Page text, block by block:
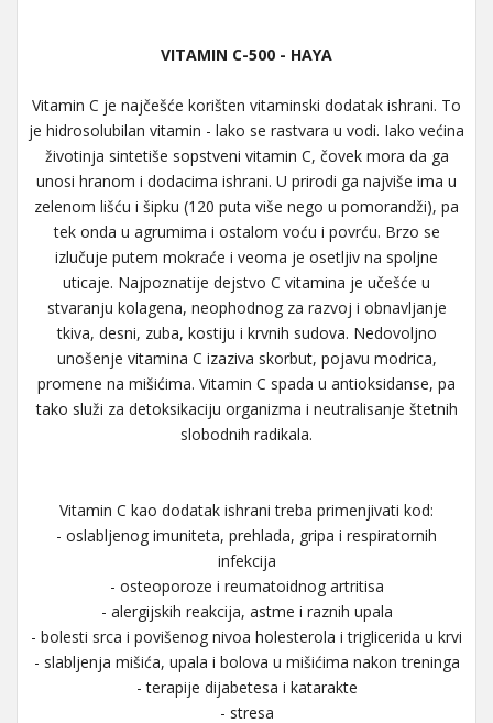
VITAMIN C-500 - HAYA
Vitamin C je najčešće korišten vitaminski dodatak ishrani. To
je hidrosolubilan vitamin - lako se rastvara u vodi. Iako većina
životinja sintetiše sopstveni vitamin C, čovek mora da ga
unosi hranom i dodacima ishrani. U prirodi ga najviše ima u
zelenom lišću i šipku (120 puta više nego u pomorandži), pa
tek onda u agrumima i ostalom voću i povrću. Brzo se
izlučuje putem mokraće i veoma je osetljiv na spoljne
uticaje. Najpoznatije dejstvo C vitamina je učešće u
stvaranju kolagena, neophodnog za razvoj i obnavljanje
tkiva, desni, zuba, kostiju i krvnih sudova. Nedovoljno
unošenje vitamina C izaziva skorbut, pojavu modrica,
promene na mišićima. Vitamin C spada u antioksidanse, pa
tako služi za detoksikaciju organizma i neutralisanje štetnih
slobodnih radikala.
Vitamin C kao dodatak ishrani treba primenjivati kod:
- oslabljenog imuniteta, prehlada, gripa i respiratornih
infekcija
- osteoporoze i reumatoidnog artritisa
- alergijskih reakcija, astme i raznih upala
- bolesti srca i povišenog nivoa holesterola i triglicerida u krvi
- slabljenja mišića, upala i bolova u mišićima nakon treninga
- terapije dijabetesa i katarakte
- stresa